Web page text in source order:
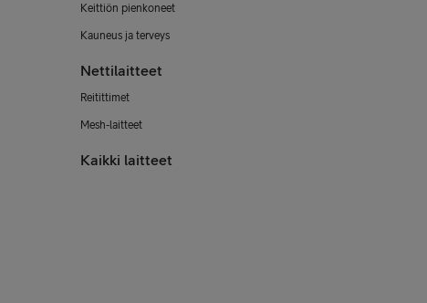
Keittiön pienkoneet
Kauneus ja terveys
Nettilaitteet
Reitittimet
Mesh-laitteet
Kaikki laitteet